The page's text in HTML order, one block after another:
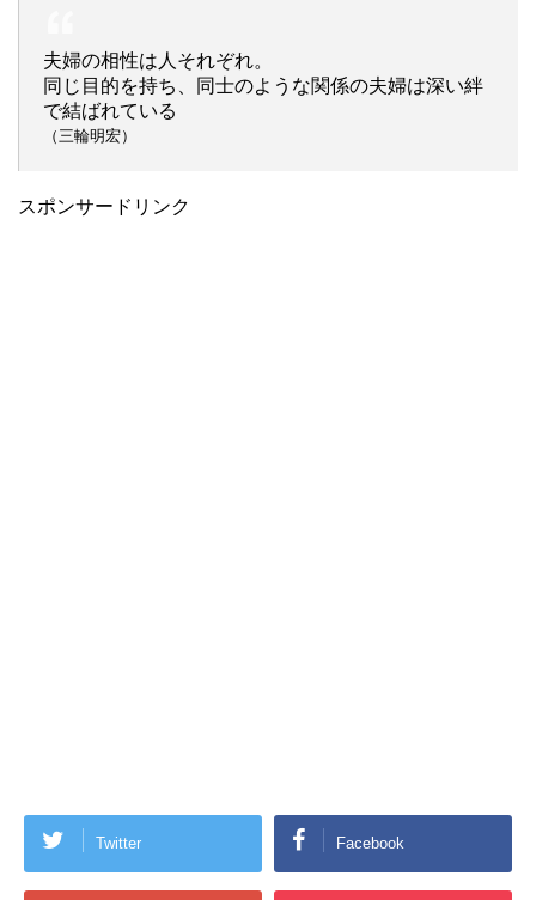
夫婦の相性は人それぞれ。
同じ目的を持ち、同士のような関係の夫婦は深い絆
で結ばれている
（三輪明宏）
スポンサードリンク
Twitter Facebook